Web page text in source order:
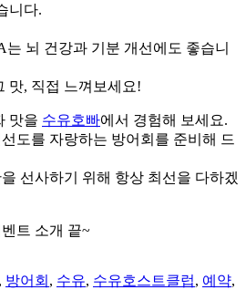
니다.
는 뇌 건강과 기분 개선에도 좋습니
맛, 직접 느껴보세요!
맛을 수유호빠에서 경험해 보세요.
도를 자랑하는 방어회를 준비해 드
선사하기 위해 항상 최선을 다하겠
트 소개 끝~
, 방어회 , 수유, 수유호스트클럽, 예약,